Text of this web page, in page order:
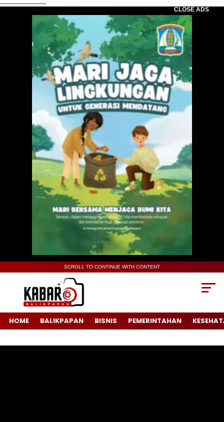
-----------------------
CLOSE ADS
SCROLL TO CONTINUE WITH CONTENT
HOME BALIKPAPAN BISNIS PEMERINTAHAN